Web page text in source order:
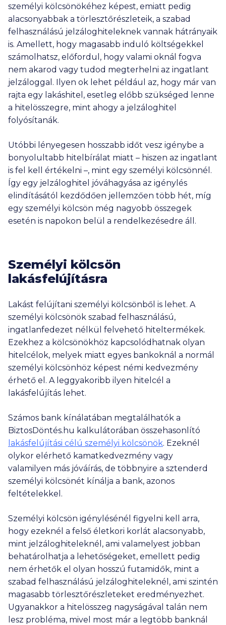
személyi kölcsönökéhez képest, emiatt pedig
alacsonyabbak a törlesztőrészleteik, a szabad
felhasználású jelzáloghiteleknek vannak hátrányaik
is. Amellett, hogy magasabb induló költségekkel
számolhatsz, előfordul, hogy valami oknál fogva
nem akarod vagy tudod megterhelni az ingatlant
jelzáloggal. Ilyen ok lehet például az, hogy már van
rajta egy lakáshitel, esetleg előbb szükséged lenne
a hitelösszegre, mint ahogy a jelzáloghitel
folyósítanák.
Utóbbi lényegesen hosszabb időt vesz igénybe a
bonyolultabb hitelbírálat miatt – hiszen az ingatlant
is fel kell értékelni –, mint egy személyi kölcsönnél.
Így egy jelzáloghitel jóváhagyása az igénylés
elindításától kezdődően jellemzően több hét, míg
egy személyi kölcsön még nagyobb összegek
esetén is napokon belül a rendelkezésedre áll.
Személyi kölcsön
lakásfelújításra
Lakást felújítani személyi kölcsönből is lehet. A
személyi kölcsönök szabad felhasználású,
ingatlanfedezet nélkül felvehető hiteltermékek.
Ezekhez a kölcsönökhöz kapcsolódhatnak olyan
hitelcélok, melyek miatt egyes bankoknál a normál
személyi kölcsönhöz képest némi kedvezmény
érhető el. A leggyakoribb ilyen hitelcél a
lakásfelújítás lehet.
Számos bank kínálatában megtalálhatók a
BiztosDöntés.hu kalkulátorában összehasonlító
lakásfelújítási célú személyi kölcsönök. Ezeknél
olykor elérhető kamatkedvezmény vagy
valamilyen más jóváírás, de többnyire a sztenderd
személyi kölcsönét kínálja a bank, azonos
feltételekkel.
Személyi kölcsön igénylésénél figyelni kell arra,
hogy ezeknél a felső életkori korlát alacsonyabb,
mint jelzáloghiteleknél, ami valamelyest jobban
behatárolhatja a lehetőségeket, emellett pedig
nem érhetők el olyan hosszú futamidők, mint a
szabad felhasználású jelzáloghiteleknél, ami szintén
magasabb törlesztőrészleteket eredményezhet.
Ugyanakkor a hitelösszeg nagyságával talán nem
lesz probléma, mivel most már a legtöbb banknál